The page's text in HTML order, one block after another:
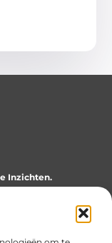
Inzichten.
artikelen die je
bieden.